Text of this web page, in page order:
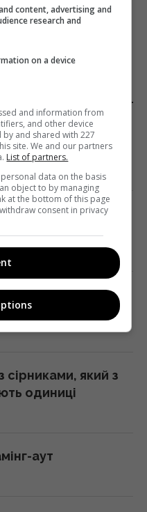
негода накриє усю
небезпеки
перевірити, чи
вікна
Крим: у Ялті
порту
сірниками, який з
одиниці
аут
content, advertising and
research and
on a device
and information from
and other device
and shared with 227
site. We and our partners
List of partners.
data on the basis
object to by managing
at the bottom of this page
consent in privacy